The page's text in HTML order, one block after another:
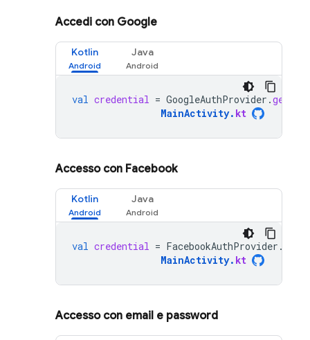
Accedi con Google
Kotlin Java
val credential = GoogleAuthProvider .
MainActivity. kt
Accesso con Facebook
Kotlin Java
val credential = FacebookAuthProvider .
MainActivity. kt
Accesso con email e password